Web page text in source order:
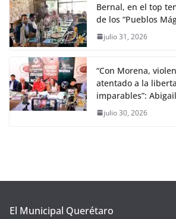
Bernal, en el top
de los “Pueblos
julio 31, 2026
“Con Morena,
atentado a la
imparables”:
julio 30, 2026
El Municipal Querétaro